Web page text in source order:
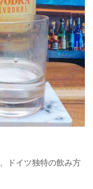
ドイツ独特の飲み方